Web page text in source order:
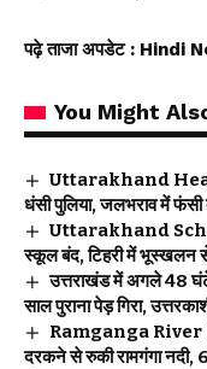
पढ़े ताजा अपडेट : Hindi
You Might
Uttarakhand Heavy
धंसी पुलिया, जलभराव में
Uttarakhand
स्कूल बंद, टिहरी में भूस्खलन से
उत्तराखंड में अगले 48
साल पुराना पेड़ गिरा,
Ramganga River
दरकने से रुकी रामगंगा नदी,